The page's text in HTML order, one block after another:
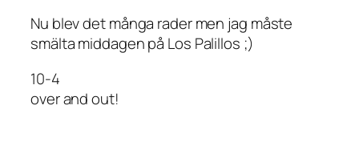
Nu blev det många rader men jag måste
smälta middagen på Los Palillos ;)
10-4
over and out!